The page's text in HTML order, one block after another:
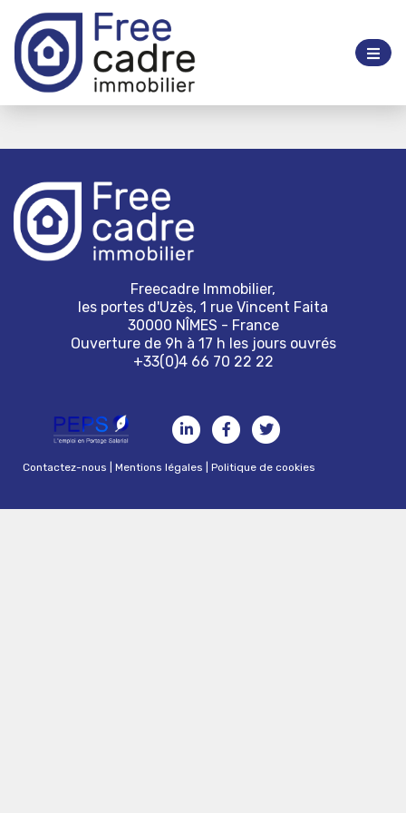
Freecadre Immobilier,
les portes d'Uzès, 1 rue Vincent Faita
30000 NÎMES - France
Ouverture de 9h à 17 h les jours ouvrés
+33(0)4 66 70 22 22
Contactez-nous |Mentions légales |Politique de cookies